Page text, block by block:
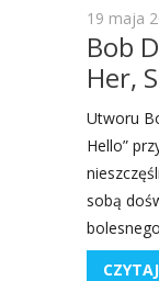
19 maja
Bob
Her,
Utwo­ru
Hel­lo”
sobą